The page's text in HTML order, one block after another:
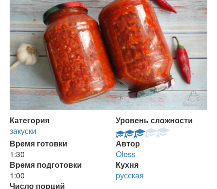
Категория
закуски
Уровень сложности
Время готовки
1:30
Автор
Oless
Время подготовки
1:00
Кухня
русская
Число порций